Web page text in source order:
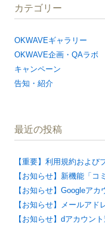
カテゴリー
OKWAVEギャラリー
OKWAVE企画・QAラボ
キャンペーン
告知・紹介
最近の投稿
【重要】利用規約およ
【お知らせ】新機能「コ
【お知らせ】Googleア
【お知らせ】メールア
【お知らせ】dアカウン